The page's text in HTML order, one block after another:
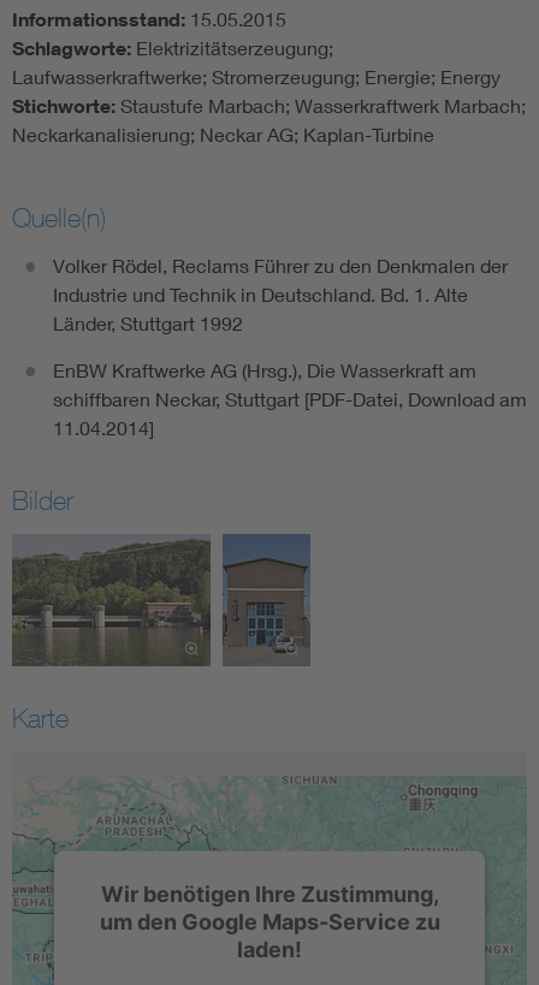
Informationsstand: 15.05.2015
Schlagworte: Elektrizitätserzeugung;
Laufwasserkraftwerke; Stromerzeugung; Energie; Energy
Stichworte: Staustufe Marbach; Wasserkraftwerk Marbach;
Neckarkanalisierung; Neckar AG; Kaplan-Turbine
Quelle(n)
Volker Rödel, Reclams Führer zu den Denkmalen der
Industrie und Technik in Deutschland. Bd. 1. Alte
Länder, Stuttgart 1992
EnBW Kraftwerke AG (Hrsg.), Die Wasserkraft am
schiffbaren Neckar, Stuttgart [PDF-Datei, Download am
11.04.2014]
Bilder
Karte
Wir benötigen Ihre Zustimmung,
um den Google Maps-Service zu
laden!